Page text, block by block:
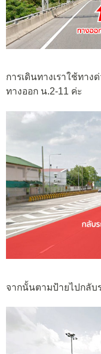
การเดินทางเราใช้ทา
ทางออก น.2-11 ค่ะ
จากนั้นตามป้ายไปกลับ